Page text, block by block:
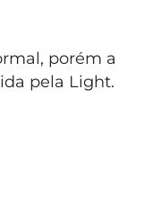
porém a
pela Light.